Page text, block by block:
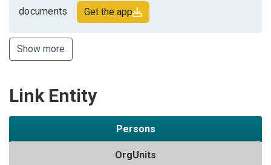
documents
Get the app
Show more
Link Entity
Persons
OrgUnits